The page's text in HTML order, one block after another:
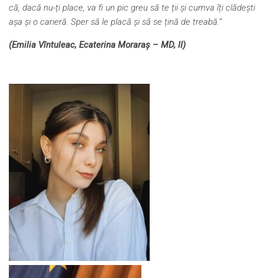
că, dacă nu-ți place, va fi un pic greu să te ții și cumva îți clădești
așa și o carieră. Sper să le placă și să se țină de treabă.“
(Emilia Vîntuleac, Ecaterina Moraraș – MD, II)